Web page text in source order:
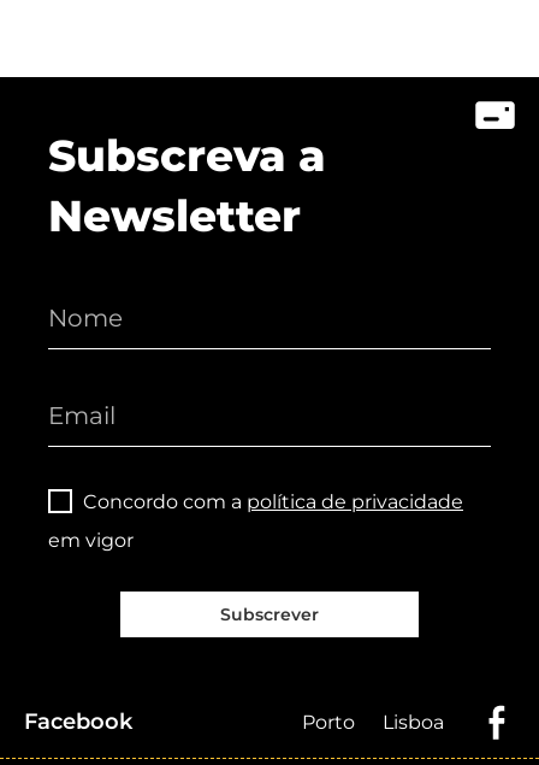
Subscreva a
Newsletter
Concordo com a política de privacidade
em vigor
Subscrever
Facebook Porto Lisboa